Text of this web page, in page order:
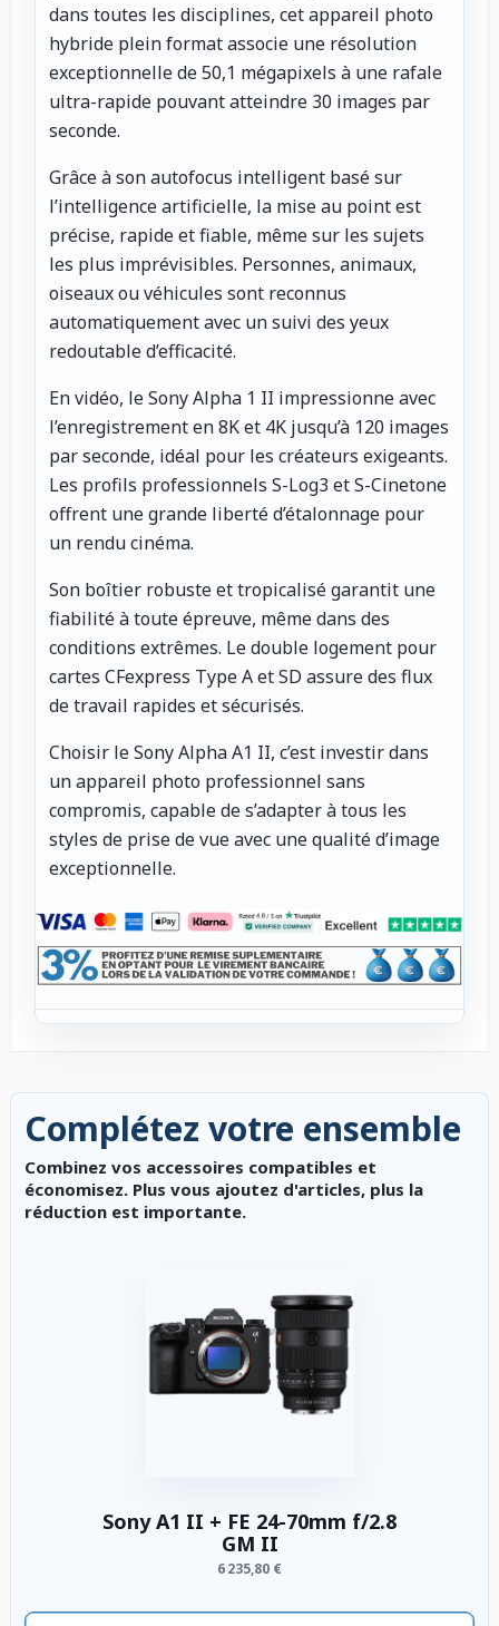
dans toutes les disciplines, cet appareil photo
hybride plein format associe une résolution
exceptionnelle de 50,1 mégapixels à une rafale
ultra-rapide pouvant atteindre 30 images par
seconde.
Grâce à son autofocus intelligent basé sur
l’intelligence artificielle, la mise au point est
précise, rapide et fiable, même sur les sujets
les plus imprévisibles. Personnes, animaux,
oiseaux ou véhicules sont reconnus
automatiquement avec un suivi des yeux
redoutable d’efficacité.
En vidéo, le Sony Alpha 1 II impressionne avec
l’enregistrement en 8K et 4K jusqu’à 120 images
par seconde, idéal pour les créateurs exigeants.
Les profils professionnels S-Log3 et S-Cinetone
offrent une grande liberté d’étalonnage pour
un rendu cinéma.
Son boîtier robuste et tropicalisé garantit une
fiabilité à toute épreuve, même dans des
conditions extrêmes. Le double logement pour
cartes CFexpress Type A et SD assure des flux
de travail rapides et sécurisés.
Choisir le Sony Alpha A1 II, c’est investir dans
un appareil photo professionnel sans
compromis, capable de s’adapter à tous les
styles de prise de vue avec une qualité d’image
exceptionnelle.
Complétez votre ensemble
Combinez vos accessoires compatibles et
économisez. Plus vous ajoutez d'articles, plus la
réduction est importante.
Sony A1 II + FE 24-70mm f/2.8
GM II
6 235,80 €